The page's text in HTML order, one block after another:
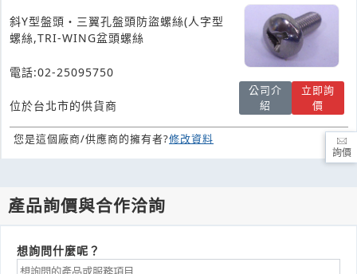
斜Y型盤頭・三翼孔盤頭防盜螺絲(人字型
螺絲,TRI-WING盆頭螺絲
電話:02-25095750
位於台北市的供貨商
公司介
紹
立即詢
價
您是這個廠商/供應商的擁有者?修改資料
產品詢價與合作洽詢
想詢問什麼呢？
詢價